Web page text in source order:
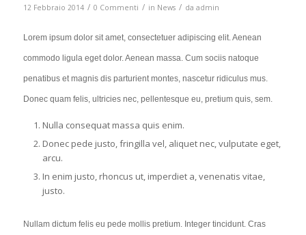
12 Febbraio 2014 / 0 Commenti / in News / da admin
Lorem ipsum dolor sit amet, consectetuer adipiscing elit. Aenean
commodo ligula eget dolor. Aenean massa. Cum sociis natoque
penatibus et magnis dis parturient montes, nascetur ridiculus mus.
Donec quam felis, ultricies nec, pellentesque eu, pretium quis, sem.
Nulla consequat massa quis enim.
Donec pede justo, fringilla vel, aliquet nec, vulputate eget,
arcu.
In enim justo, rhoncus ut, imperdiet a, venenatis vitae,
justo.
Nullam dictum felis eu pede mollis pretium. Integer tincidunt. Cras